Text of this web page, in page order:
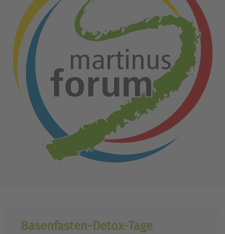
Basenfasten-Detox-Tage